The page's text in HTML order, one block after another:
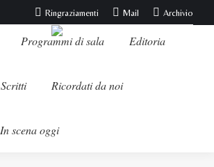
Ringraziamenti Mail Archivio
Programmi di sala Editoria
Scritti Ricordati da noi
In scena oggi